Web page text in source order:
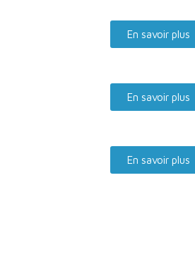
En savoir plus
En savoir plus
En savoir plus